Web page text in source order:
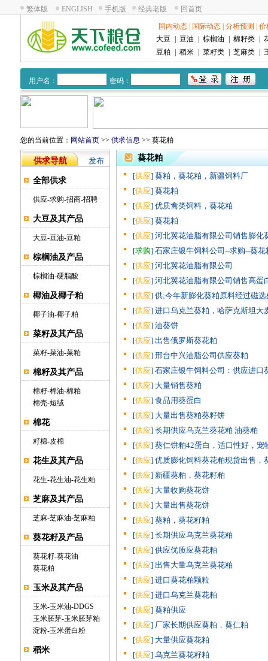
繁体版 ENGLISH 手机版 经典老版 回首页
国内动态 国际动态 分析预测
价
大豆
豆油 棕榈油 棉籽类
豆粕
稻米 菜籽类 芝麻类
用户名： 密码：
您的当前位置： 网站首页 >> 供求信息 >> 葵花粕
供求导航 发布
全部供求
供应-求购-招商-招聘
大豆及其产品
大豆-豆油-豆粕
棕榈油及产品
棕榈油-硬脂酸
椰油及椰子粕
椰子油-椰子粕
菜籽及其产品
菜籽-菜油-菜粕
棉籽及其产品
棉籽-棉油-棉粕
棉壳-短绒
棉花
籽棉-皮棉
花生及其产品
花生-花生油-花生粕
芝麻及其产品
芝麻-芝麻油-芝麻粕
葵花籽及产品
葵花籽-葵花油
葵花粕
玉米及其产品
玉米-玉米油-DDGS
玉米胚芽-玉米胚芽粕
淀粉-玉米蛋白粉
稻米
葵花粕
[供应] 葵粕，葵花粕，新疆饲料厂
[供应] 葵花粕
[供应] 优质禽类饲料，葵花粕
[供应] 葵花粕
[供应] 河北冀花油脂有限公司销售膨化
[求购] 石家庄银牛饲料公司--求购--葵花
[供应] 河北冀花油脂有限公司
[供应] 河北冀花油脂有限公司销售高蛋
[供应] 供;今年新膨化葵粕原料经过磁选
[供应] 进口乌克兰葵粕，哈萨克斯坦大
[供应] 油葵饼
[供应] 出售俄罗斯葵花粕
[供应] 邢台中兴油脂公司供应葵粕
[供应] 石家庄银牛饲料公司：供应进口
[供应] 大量销售葵粕
[供应] 食品用葵蛋白
[供应] 大量出售葵粕葵籽饼
[供应] 长期供应乌克兰葵花粕 油葵粕
[供应] 葵仁饼粕42蛋白，适口性好，宠
[供应] 优质膨化饲料葵花粕现货出售，
[供应] 新疆葵粕，葵花籽粕
[供应] 大量收购葵花饼
[供应] 大量出售葵花饼
[供应] 葵粕，葵花籽粕
[供应] 长期供应乌克兰葵花粕
[供应] 供应优质应葵花粕
[供应] 出售大量乌克兰葵花粕
[供应] 进口葵花粕颗粒
[供应] 进口乌克兰葵花粕
[供应] 葵粕供应
[供应] 厂家长期供应葵粕，葵仁粕
[供应] 大量供应葵花粕
[供应] 乌克兰葵花籽粕